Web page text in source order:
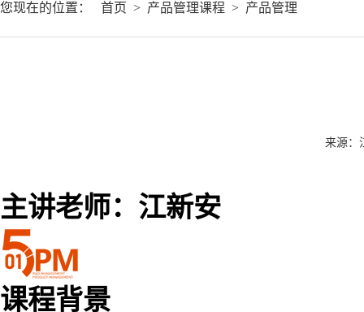
您现在的位置： 首页 > 产品管理课程 > 产品管理
来源：
主讲老师：江新安
课程背景